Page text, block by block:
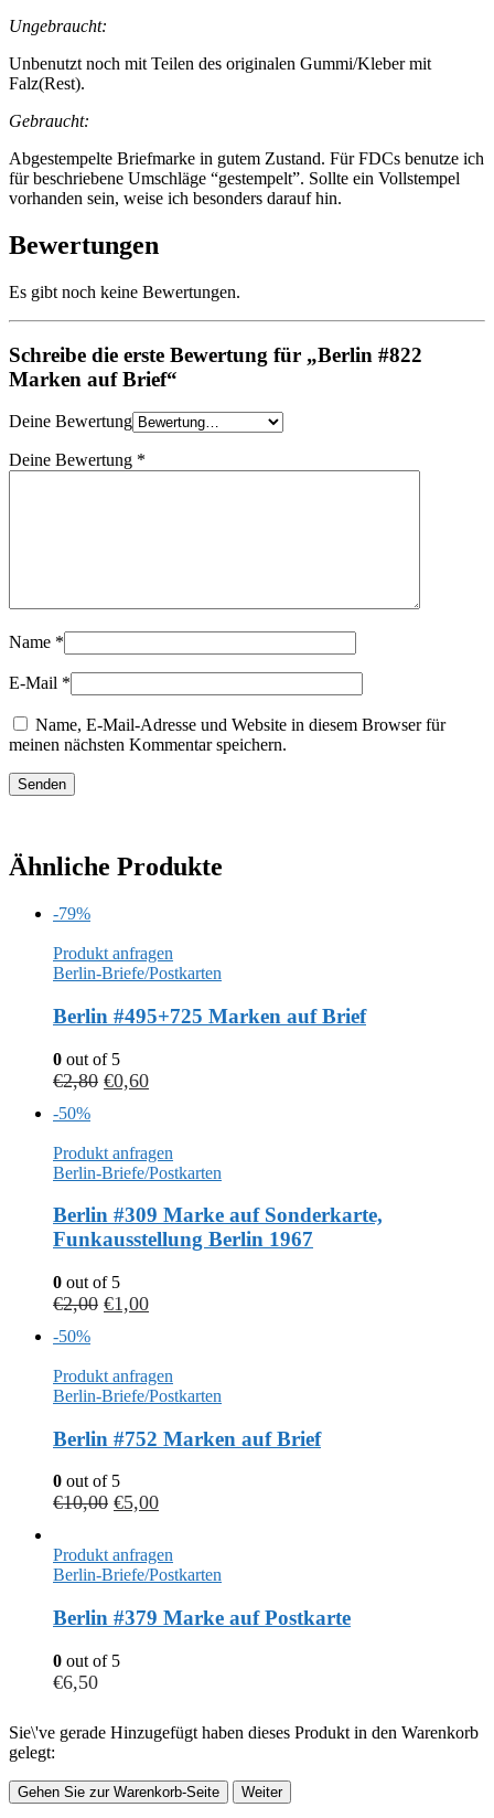
Ungebraucht:
Unbenutzt noch mit Teilen des originalen Gummi/Kleber mit
Falz(Rest).
Gebraucht:
Abgestempelte Briefmarke in gutem Zustand. Für FDCs benutze ich
für beschriebene Umschläge “gestempelt”. Sollte ein Vollstempel
vorhanden sein, weise ich besonders darauf hin.
Bewertungen
Es gibt noch keine Bewertungen.
Schreibe die erste Bewertung für „Berlin #822
Marken auf Brief“
Deine Bewertung
Deine Bewertung *
Name *
E-Mail *
Name, E-Mail-Adresse und Website in diesem Browser für
meinen nächsten Kommentar speichern.
Ähnliche Produkte
-79%
Produkt anfragen
Berlin-Briefe/Postkarten
Berlin #495+725 Marken auf Brief
0 out of 5
€2,80 €0,60
-50%
Produkt anfragen
Berlin-Briefe/Postkarten
Berlin #309 Marke auf Sonderkarte,
Funkausstellung Berlin 1967
0 out of 5
€2,00 €1,00
-50%
Produkt anfragen
Berlin-Briefe/Postkarten
Berlin #752 Marken auf Brief
0 out of 5
€10,00 €5,00
Produkt anfragen
Berlin-Briefe/Postkarten
Berlin #379 Marke auf Postkarte
0 out of 5
€6,50
Sie\'ve gerade Hinzugefügt haben dieses Produkt in den Warenkorb
gelegt:
Gehen Sie zur Warenkorb-Seite Weiter